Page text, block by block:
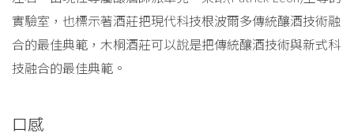
實驗室，也標示著酒莊把現代科技根波爾多傳統釀酒技術融
合的最佳典範，木桐酒莊可以說是把傳統釀酒技術與新式科
技融合的最佳典範。
口感